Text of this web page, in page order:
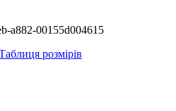
a882-00155d004615
розмірів